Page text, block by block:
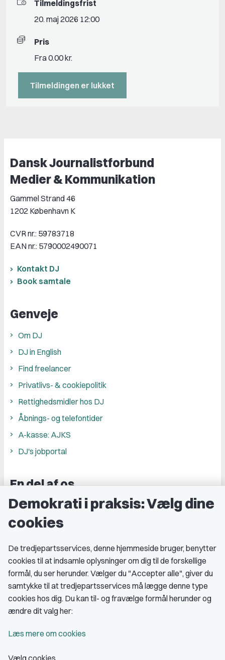
Tilmeldingsfrist
20. maj 2026 12:00
Pris
Fra 0.00 kr.
Tilmeldingen er lukket
Dansk Journalistforbund
Medier & Kommunikation
Gammel Strand 46
1202 København K
CVR nr.: 59783718
EAN nr.: 5790002490071
Kontakt DJ
Book samtale
Genveje
Om DJ
DJ in English
Find freelancer
Privatlivs- & cookiepolitik
Rettighedsmidler hos DJ
Åbnings- og telefontider
A-kasse: AJKS
DJ's jobportal
En del af os
Grupper og kredse
Studenterorganisationer
Medlemskab
Fordele som medlem
Kontingent
Demokrati i praksis: Vælg dine
cookies
De tredjepartsservices, denne hjemmeside bruger, benytter
cookies til at indsamle oplysninger om dig til de forskellige
formål, du ser herunder. Vælger du "Accepter alle", giver du
samtykke til at tredjepartsservices må lægge denne type
cookies hos dig. Du kan til- og fravælge formål herunder og
ændre dit valg her:
Læs mere om cookies
Vælg cookies